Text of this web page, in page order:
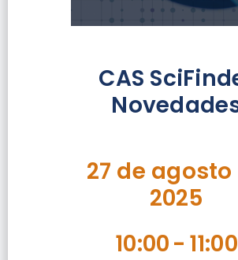
CAS
27 de agosto
2025
10:00- 11:00